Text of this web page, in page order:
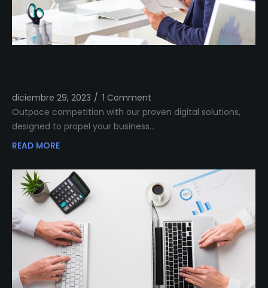
diciembre 29, 2023 / 1 Comment
Outpace competition with our proven digital solutions,
designed to propel your business…
READ MORE